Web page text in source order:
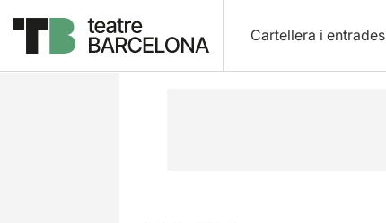
Cartellera i entrades